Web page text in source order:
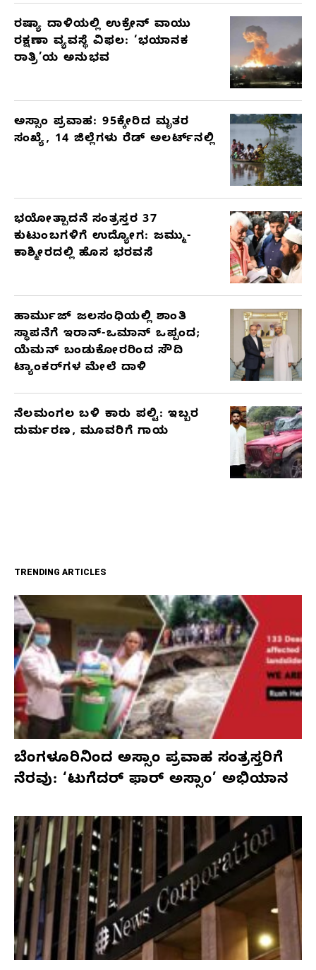
ರಷ್ಯಾ ದಾಳಿಯಲ್ಲಿ ಉಕ್ರೇನ್ ವಾಯು
ರಕ್ಷಣಾ ವ್ಯವಸ್ಥೆ ವಿಫಲ: ‘ಭಯಾನಕ
ರಾತ್ರಿ’ಯ ಅನುಭವ
ಅಸ್ಸಾಂ ಪ್ರವಾಹ: 95ಕ್ಕೇರಿದ ಮೃತರ
ಸಂಖ್ಯೆ, 14 ಜಿಲ್ಲೆಗಳು ರೆಡ್ ಅಲರ್ಟ್‌ನಲ್ಲಿ
ಭಯೋತ್ಪಾದನೆ ಸಂತ್ರಸ್ತರ 37
ಕುಟುಂಬಗಳಿಗೆ ಉದ್ಯೋಗ: ಜಮ್ಮು-
ಕಾಶ್ಮೀರದಲ್ಲಿ ಹೊಸ ಭರವಸೆ
ಹಾರ್ಮುಜ್ ಜಲಸಂಧಿಯಲ್ಲಿ ಶಾಂತಿ
ಸ್ಥಾಪನೆಗೆ ಇರಾನ್-ಒಮಾನ್ ಒಪ್ಪಂದ;
ಯೆಮನ್ ಬಂಡುಕೋರರಿಂದ ಸೌದಿ
ಟ್ಯಾಂಕರ್‌ಗಳ ಮೇಲೆ ದಾಳಿ
ನೆಲಮಂಗಲ ಬಳಿ ಕಾರು ಪಲ್ಟಿ: ಇಬ್ಬರ
ದುರ್ಮರಣ, ಮೂವರಿಗೆ ಗಾಯ
TRENDING ARTICLES
ಬೆಂಗಳೂರಿನಿಂದ ಅಸ್ಸಾಂ ಪ್ರವಾಹ ಸಂತ್ರಸ್ತರಿಗೆ
ನೆರವು: ‘ಟುಗೆದರ್ ಫಾರ್ ಅಸ್ಸಾಂ’ ಅಭಿಯಾನ